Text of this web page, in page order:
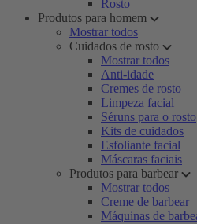
Rosto
Produtos para homem
Mostrar todos
Cuidados de rosto
Mostrar todos
Anti-idade
Cremes de rosto
Limpeza facial
Séruns para o rosto
Kits de cuidados
Esfoliante facial
Máscaras faciais
Produtos para barbear
Mostrar todos
Creme de barbear
Máquinas de